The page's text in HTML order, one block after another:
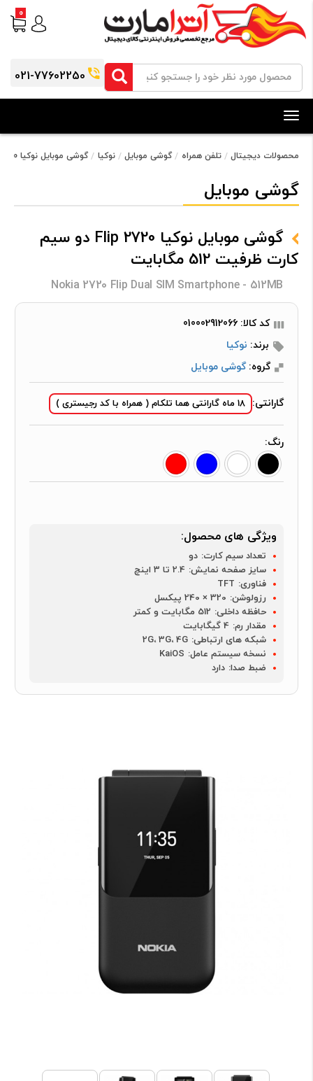
021-77602250
0
Toggle
navigation
محصولات دیجیتال تلفن همراه گوشی موبایل نوکیا گوشی موبایل نوکیا 2720 Flip دو سیم کارت ظرفیت 512 مگابایت
گوشی موبایل
گوشی موبایل نوکیا 2720 Flip دو سیم
کارت ظرفیت 512 مگابایت
Nokia 2720 Flip Dual SIM Smartphone - 512MB
کد کالا: 010002912066
برند: نوکیا
گروه:گوشی موبایل
گارانتی: 18 ماه گارانتی هما تلکام ( همراه با کد رجیستری )
رنگ:
ویژگی های محصول:
تعداد سیم کارت: دو
سایز صفحه نمایش: 2.4 تا 3 اینچ
فناوری: TFT
رزولوشن: 320 × 240 پیکسل
حافظه داخلی: 512 مگابایت و کمتر
مقدار رم: 4 گیگابایت
شبکه های ارتباطی: 2G، 3G، 4G
نسخه سیستم عامل: KaiOS
ضبط صدا: دارد